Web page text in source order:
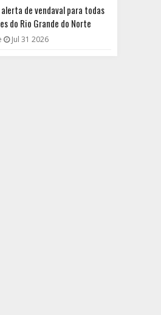
de vendaval para todas
do Rio Grande do Norte
Jul 31 2026